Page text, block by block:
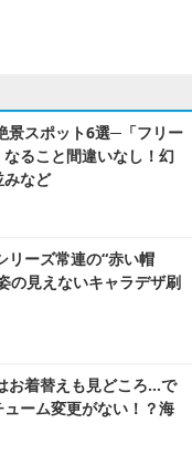
景スポット6選─「フリー
ること間違いなし！幻
みなど
リーズ常連の“赤い帽
の見えないキャラデザ刷
お着替えも見どころ…で
ーム変更がない！？海